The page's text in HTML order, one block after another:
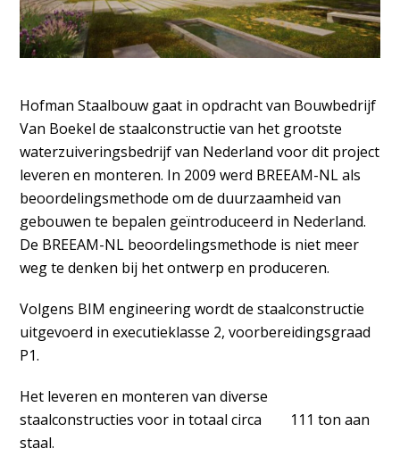
Hofman Staalbouw gaat in opdracht van Bouwbedrijf
Van Boekel de staalconstructie van het grootste
waterzuiveringsbedrijf van Nederland voor dit project
leveren en monteren. In 2009 werd BREEAM-NL als
beoordelingsmethode om de duurzaamheid van
gebouwen te bepalen geïntroduceerd in Nederland.
De BREEAM-NL beoordelingsmethode is niet meer
weg te denken bij het ontwerp en produceren.
Volgens BIM engineering wordt de staalconstructie
uitgevoerd in executieklasse 2, voorbereidingsgraad
P1.
Het leveren en monteren van diverse
staalconstructies voor in totaal circa 111 ton aan
staal.